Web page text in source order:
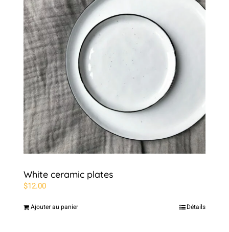
White ceramic plates
$12.00
Ajouter au panier Détails